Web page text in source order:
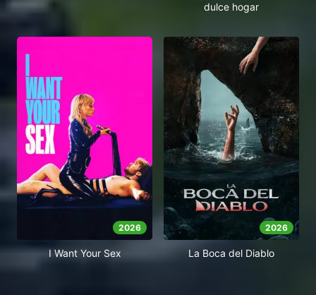
dulce hogar
2026
I Want Your Sex
2026
La Boca del Diablo